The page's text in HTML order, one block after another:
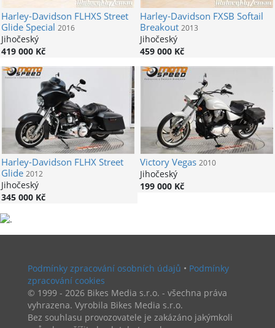
Harley-Davidson FLHXS Street
Glide Special 2016
Jihočeský
419 000 Kč
Harley-Davidson FXSB Softail
Breakout 2013
Jihočeský
459 000 Kč
Harley-Davidson FLHX Street
Glide 2012
Jihočeský
345 000 Kč
VictoryVegas 2010
Jihočeský
199 000 Kč
Podmínky zpracování osobních údajů • Podmínky
zpracování cookies
© 1999 - 2026 Bikes Media s.r.o. - všechna práva
vyhrazena. Vyrobila Bikes Media s.r.o.
Bez souhlasu provozovatele je zakázáno jakýmkoli